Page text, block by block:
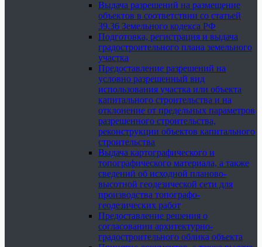
Выдача разрешений на размещение
объектов в соответствии со статьей
39.36 Земельного кодекса РФ
Подготовка, регистрация и выдача
градостроительного плана земельного
участка
Предоставление разрешений на
условно разрешенный вид
использования участка или объекта
капитального строительства и на
отклонение от предельных параметров
разрешенного строительства,
реконструкции объектов капитального
строительства
Выдача картографического и
топографического материала, а также
сведений об исходной планово-
высотной геодезической сети для
производства топографо-
геодезических работ
Предоставление решения о
согласовании архитектурно-
градостроительного облика объекта